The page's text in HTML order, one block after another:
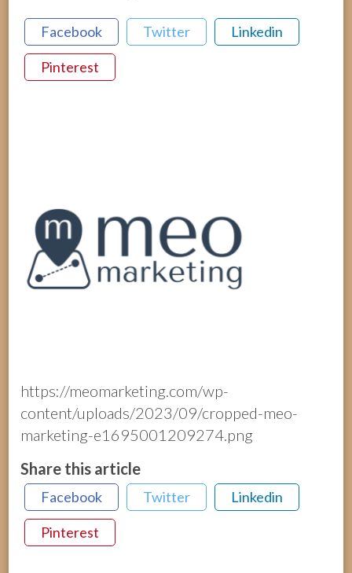
Facebook Twitter Linkedin
Pinterest
https://meomarketing.com/wp-
content/uploads/2023/09/cropped-meo-
marketing-e1695001209274.png
Share this article
Facebook Twitter Linkedin
Pinterest